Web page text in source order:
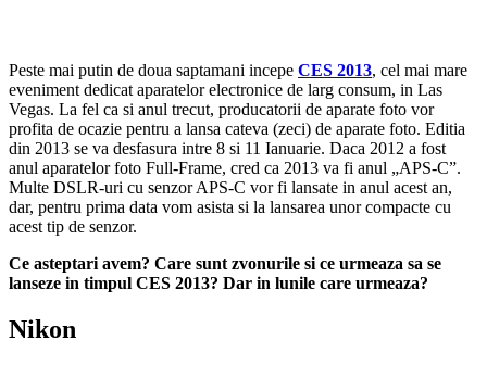
Peste mai putin de doua saptamani incepe CES 2013, cel mai mare
eveniment dedicat aparatelor electronice de larg consum, in Las
Vegas. La fel ca si anul trecut, producatorii de aparate foto vor
profita de ocazie pentru a lansa cateva (zeci) de aparate foto. Editia
din 2013 se va desfasura intre 8 si 11 Ianuarie. Daca 2012 a fost
anul aparatelor foto Full-Frame, cred ca 2013 va fi anul „APS-C”.
Multe DSLR-uri cu senzor APS-C vor fi lansate in anul acest an,
dar, pentru prima data vom asista si la lansarea unor compacte cu
acest tip de senzor.
Ce asteptari avem? Care sunt zvonurile si ce urmeaza sa se
lanseze in timpul CES 2013? Dar in lunile care urmeaza?
Nikon